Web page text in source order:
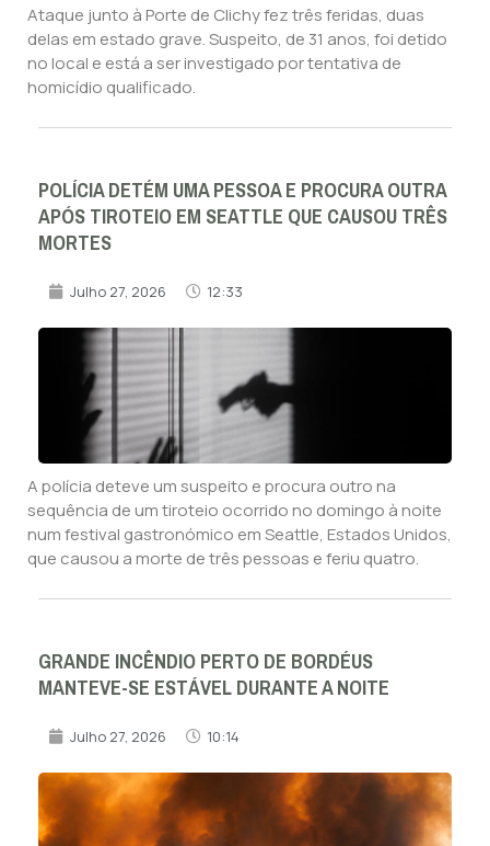
Ataque junto à Porte de Clichy fez três feridas, duas
delas em estado grave. Suspeito, de 31 anos, foi detido
no local e está a ser investigado por tentativa de
homicídio qualificado.
POLÍCIA DETÉM UMA PESSOA E PROCURA OUTRA
APÓS TIROTEIO EM SEATTLE QUE CAUSOU TRÊS
MORTES
Julho 27, 2026 12:33
A polícia deteve um suspeito e procura outro na
sequência de um tiroteio ocorrido no domingo à noite
num festival gastronómico em Seattle, Estados Unidos,
que causou a morte de três pessoas e feriu quatro.
GRANDE INCÊNDIO PERTO DE BORDÉUS
MANTEVE-SE ESTÁVEL DURANTE A NOITE
Julho 27, 2026 10:14